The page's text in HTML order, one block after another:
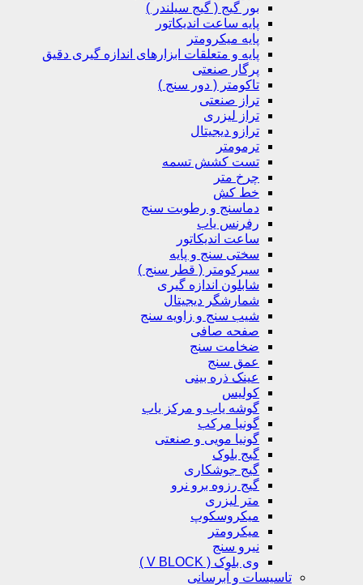
بور گیج ( گیج سیلندر )
پایه ساعت اندیکاتور
پایه میکرومتر
پایه و متعلقات ابزارهای اندازه گیری دقیق
پرگار صنعتی
تاکومتر ( دور سنج )
تراز صنعتی
تراز لیزری
ترازو دیجیتال
تست کشش تسمه
خط کش
دماسنج و رطوبت سنج
رفرنس یاب
ساعت اندیکاتور
سختی سنج و پایه
سیرکومتر ( قطر سنج )
شابلون اندازه گیری
شمارشگر دیجیتال
شیب سنج و زاویه سنج
صفحه صافی
ضخامت سنج
عمق سنج
عینک ذره بینی
گوشه یاب و مرکز یاب
گونیا مرکب
گونیا مویی و صنعتی
گیج بلوک
گیج جوشکاری
گیج رزوه برو نرو
متر لیزری
میکروسکوپ
میکرومتر
نیرو سنج
وی بلوک ( V BLOCK )
تاسیسات و آبرسانی